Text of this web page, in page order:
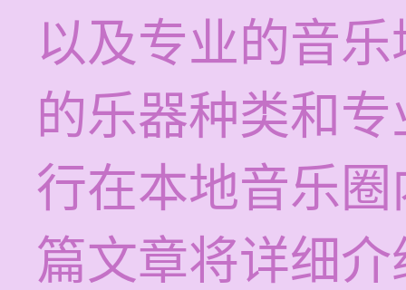
以及专业的音
的乐器种类和
行在本地音乐
篇文章将详细